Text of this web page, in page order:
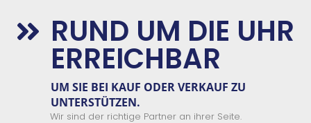
 RUND UM DIE UHR
ERREICHBAR
UM SIE BEI KAUF ODER VERKAUF ZU
UNTERSTÜTZEN.
Wir sind der richtige Partner an ihrer Seite.